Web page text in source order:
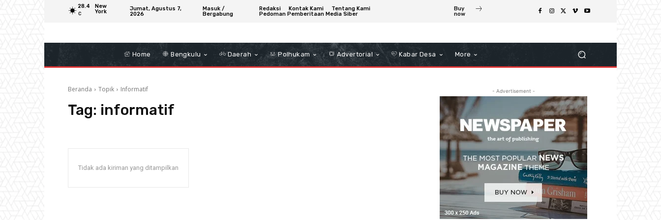
28.4
C
New
York
Jumat, Agustus 7,
2026
Masuk /
Bergabung
Redaksi Kontak Kami
Tentang Kami
Pedoman Pemberitaan Media Siber
Buy
now
Home Bengkulu Daerah Polhukam Advertorial Kabar Desa More
Beranda Topik Informatif
Tag: informatif
Tidak ada kiriman yang ditampilkan
- Advertisement -